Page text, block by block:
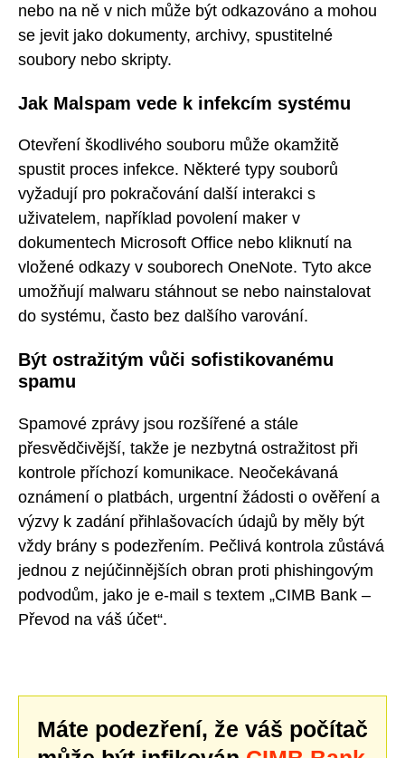
nebo na ně v nich může být odkazováno a mohou
se jevit jako dokumenty, archivy, spustitelné
soubory nebo skripty.
Jak Malspam vede k infekcím systému
Otevření škodlivého souboru může okamžitě
spustit proces infekce. Některé typy souborů
vyžadují pro pokračování další interakci s
uživatelem, například povolení maker v
dokumentech Microsoft Office nebo kliknutí na
vložené odkazy v souborech OneNote. Tyto akce
umožňují malwaru stáhnout se nebo nainstalovat
do systému, často bez dalšího varování.
Být ostražitým vůči sofistikovanému
spamu
Spamové zprávy jsou rozšířené a stále
přesvědčivější, takže je nezbytná ostražitost při
kontrole příchozí komunikace. Neočekávaná
oznámení o platbách, urgentní žádosti o ověření a
výzvy k zadání přihlašovacích údajů by měly být
vždy brány s podezřením. Pečlivá kontrola zůstává
jednou z nejúčinnějších obran proti phishingovým
podvodům, jako je e-mail s textem „CIMB Bank –
Převod na váš účet“.
Máte podezření, že váš počítač